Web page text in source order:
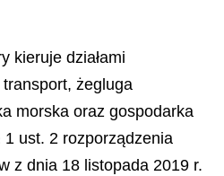
kieruje działami
żegluga
morska oraz gospodarka
ust. 2 rozporządzenia
z dnia 18 listopada 2019 r.